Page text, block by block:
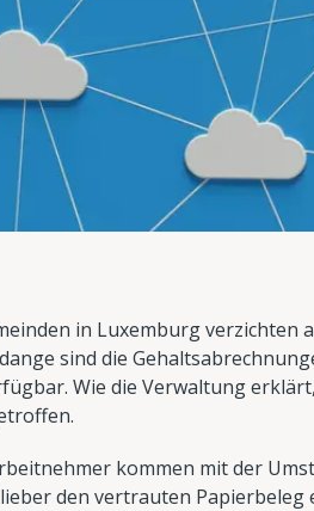
in Luxemburg
sind die
Wie die Verwaltung
kommen mit der
den vertrauten